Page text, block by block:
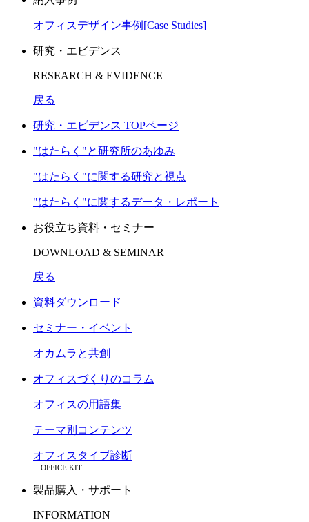
オフィスデザイン事例[Case Studies]
研究・エビデンス
RESEARCH & EVIDENCE
戻る
研究・エビデンス TOPページ
"はたらく"と研究所のあゆみ
"はたらく"に関する研究と視点
"はたらく"に関するデータ・レポート
お役立ち資料・セミナー
DOWNLOAD & SEMINAR
戻る
資料ダウンロード
セミナー・イベント
オカムラと共創
オフィスづくりのコラム
オフィスの用語集
テーマ別コンテンツ
オフィスタイプ診断
OFFICE KIT
製品購入・サポート
INFORMATION